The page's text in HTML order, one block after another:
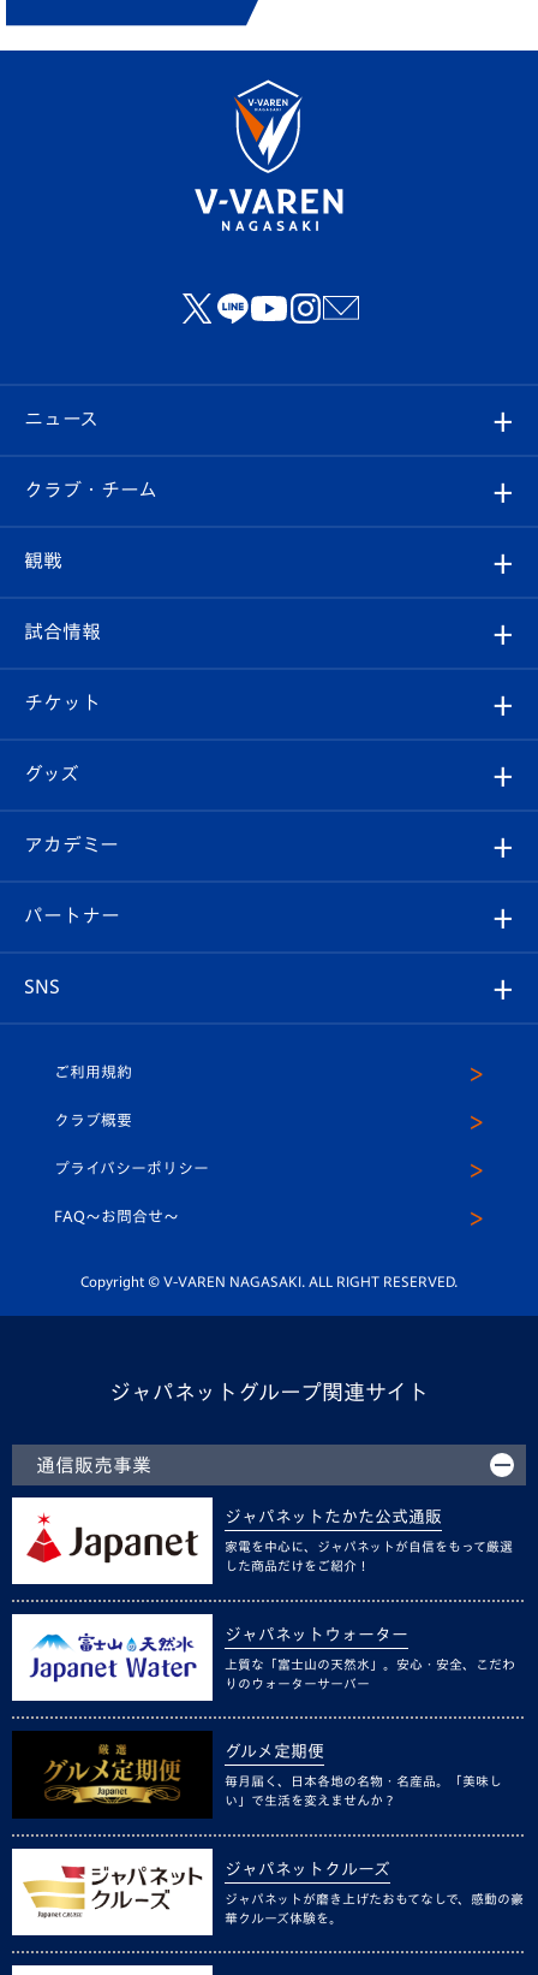
ニュース
すべて
クラブ
試合情報
チケット
イベント
メディア
ホームタウン
クラブ・チーム
クラブ概要
エンブレム紹介
スタッフプロフィール
マスコット紹介
平和祈念活動
ホームタウン活動
観戦
観戦ルール
はじめての観戦ガイド
Revive Team
ヴィヴィくんの長崎おもてなしガイド
試合情報
試合日程/結果
フォトギャラリー
スタジアムグルメ
チケット
チケット
V-LOVERS（ファンクラブ）
プレイヤーズスイート
グッズ
オンラインショップ
店舗情報
アカデミー
育成からのお知らせ
U-18
スクール
パートナー
SNS
ヴィヴィくんインスタグラム
公式LINE＠
ご利用規約
クラブ概要
プライバシーポリシー
FAQ〜お問合せ〜
Copyright © V-VAREN NAGASAKI. ALL RIGHT RESERVED.
ジャパネットグループ関連サイト
通信販売事業
ジャパネットたかた公式通販
家電を中心に、ジャパネットが自信をもって厳選
した商品だけをご紹介！
ジャパネットウォーター
上質な「富士山の天然水」。安心・安全、こだわ
りのウォーターサーバー
グルメ定期便
毎月届く、日本各地の名物・名産品。「美味し
い」で生活を変えませんか？
ジャパネットクルーズ
ジャパネットが磨き上げたおもてなしで、感動の豪
華クルーズ体験を。